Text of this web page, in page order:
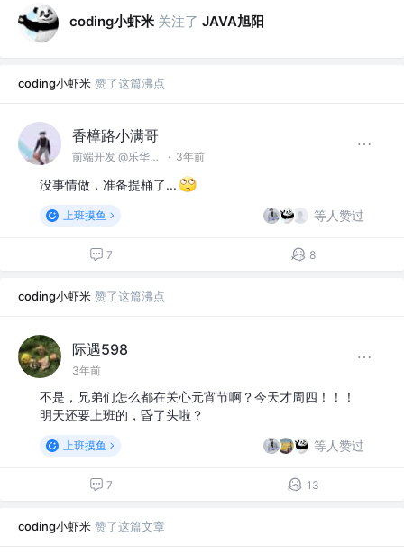
coding小虾米 关注了 JAVA旭阳
coding小虾米 赞了这篇沸点
香樟路小满哥
前端开发 @乐华娱乐 · 3年前
没事情做，准备提桶了...
上班摸鱼 等人赞过
7 8
coding小虾米 赞了这篇沸点
际遇598
3年前
不是，兄弟们怎么都在关心元宵节啊？今天才周四！！！
明天还要上班的，昏了头啦？
上班摸鱼 等人赞过
7 13
coding小虾米 赞了这篇文章